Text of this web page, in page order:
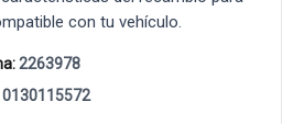
con tu vehículo.
2263978
0130115572